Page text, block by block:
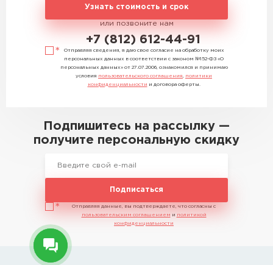
Узнать стоимость и срок
или позвоните нам
+7 (812) 612-44-91
Отправляя сведения, я даю свое согласие на обработку моих
персональных данных в соответствии с законом №152-ФЗ «О
персональных данных» от 27.07.2006, ознакомился и принимаю
условия пользовательского соглашения
политики
конфиденциальности и договора оферты.
Подпишитесь на рассылку —
получите персональную скидку
Подписаться
Отправляя данные, вы подтверждаете, что согласны с
пользовательским соглашением и политикой
конфиденциальности